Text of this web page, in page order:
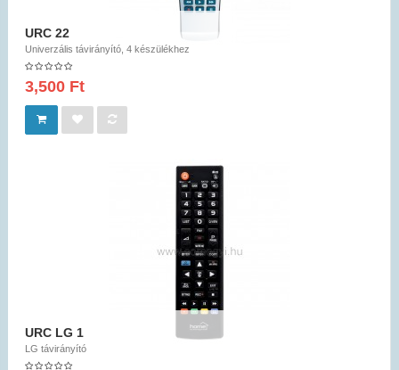
URC 22
Univerzális távirányító, 4 készülékhez
3,500 Ft
URC LG 1
LG távirányító